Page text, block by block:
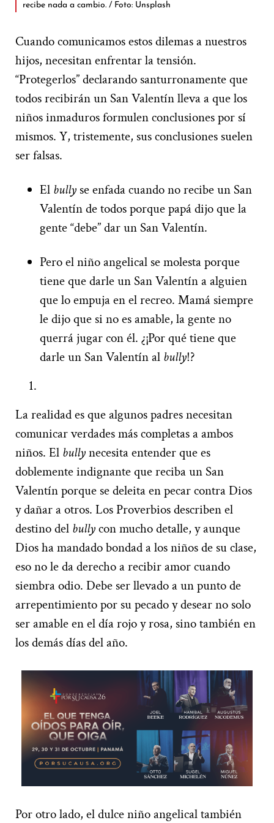
recibe nada a cambio. / Foto: Unsplash
Cuando comunicamos estos dilemas a nuestros
hijos, necesitan enfrentar la tensión.
“Protegerlos” declarando santurronamente que
todos recibirán un San Valentín lleva a que los
niños inmaduros formulen conclusiones por sí
mismos. Y, tristemente, sus conclusiones suelen
ser falsas.
El bully se enfada cuando no recibe un San
Valentín de todos porque papá dijo que la
gente “debe” dar un San Valentín.
Pero el niño angelical se molesta porque
tiene que darle un San Valentín a alguien
que lo empuja en el recreo. Mamá siempre
le dijo que si no es amable, la gente no
querrá jugar con él. ¿¡Por qué tiene que
darle un San Valentín al bully!?
La realidad es que algunos padres necesitan
comunicar verdades más completas a ambos
niños. El bullynecesita entender que es
doblemente indignante que reciba un San
Valentín porque se deleita en pecar contra Dios
y dañar a otros. Los Proverbios describen el
destino del bullycon mucho detalle, y aunque
Dios ha mandado bondad a los niños de su clase,
eso no le da derecho a recibir amor cuando
siembra odio. Debe ser llevado a un punto de
arrepentimiento por su pecado y desear no solo
ser amable en el día rojo y rosa, sino también en
los demás días del año.
Por otro lado, el dulce niño angelical también